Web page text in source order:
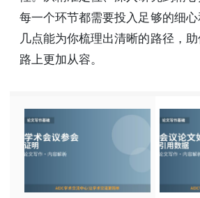
每一个环节都需要投入足够的细
几点能为你梳理出清晰的路径，
路上更加从容。